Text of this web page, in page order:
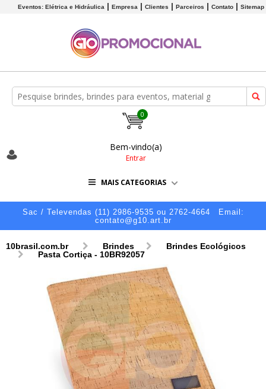
Eventos: Elétrica e Hidráulica Empresa Clientes Parceiros Contato Sitemap
0
Bem-vindo(a)
Entrar
MAIS CATEGORIAS
Sac / Televendas (11) 2986-9535 ou 2762-4664
Email:
contato@g10.art.br
10brasil.com.br Brindes
Brindes Ecológicos
Pasta Cortiça - 10BR92057